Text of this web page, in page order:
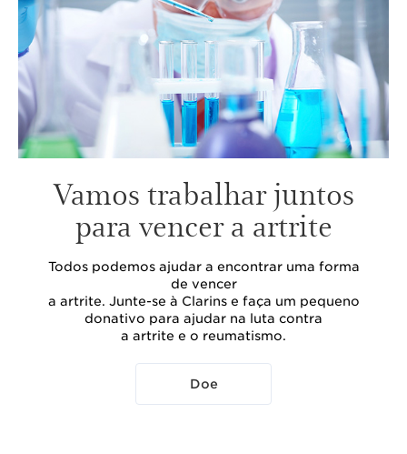
Vamos trabalhar juntos
para vencer a artrite
Todos podemos ajudar a encontrar uma forma
de vencer
a artrite. Junte-se à Clarins e faça um pequeno
donativo para ajudar na luta contra
a artrite e o reumatismo.
Doe